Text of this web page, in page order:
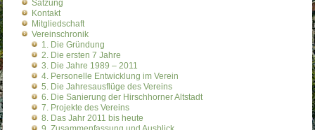
Satzung
Kontakt
Mitgliedschaft
Vereinschronik
1. Die Gründung
2. Die ersten 7 Jahre
3. Die Jahre 1989 – 2011
4. Personelle Entwicklung im Verein
5. Die Jahresausflüge des Vereins
6. Die Sanierung der Hirschhorner Altstadt
7. Projekte des Vereins
8. Das Jahr 2011 bis heute